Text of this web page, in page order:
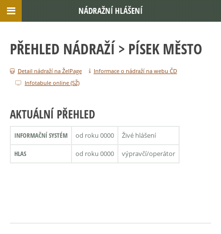
PŘEHLED NÁDRAŽÍ > PÍSEK MĚSTO
Detail nádraží na ŽelPage
Informace o nádraží na webu ČD
Infotabule online (SŽ)
AKTUÁLNÍ PŘEHLED
INFORMAČNÍ SYSTÉM od roku 0000 Živé hlášení
HLAS od roku 0000 výpravčí/operátor
NÁDRAŽNÍ HLÁŠENÍ